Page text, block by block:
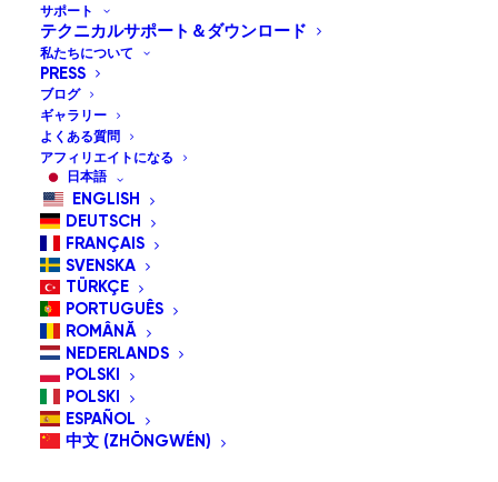
サポート
テクニカルサポート＆ダウンロード
私たちについて
PRESS
ブログ
ギャラリー
よくある質問
アフィリエイトになる
日本語
ENGLISH
DEUTSCH
FRANÇAIS
SVENSKA
TÜRKÇE
PORTUGUÊS
ROMÂNĂ
NEDERLANDS
POLSKI
POLSKI
ESPAÑOL
中文 (ZHŌNGWÉN)
価格順: 高い 安い